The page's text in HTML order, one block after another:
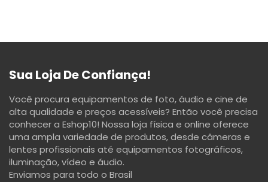
Sua Loja De Confiança!
Você procura equipamentos de foto, áudio e cine de
alta qualidade e preços acessíveis? Então você precisa
conhecer a Eshop10! Nossa loja física e online oferece
uma ampla variedade de produtos, desde câmeras e
lentes profissionais até equipamentos fotográficos,
iluminação, vídeo e áudio.
Enviamos para todo o Brasil